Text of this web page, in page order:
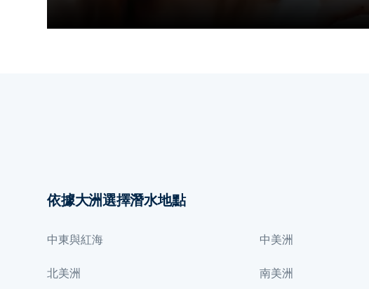
依據大洲選擇潛水地點
中東與紅海 中美洲
北美洲 南美洲